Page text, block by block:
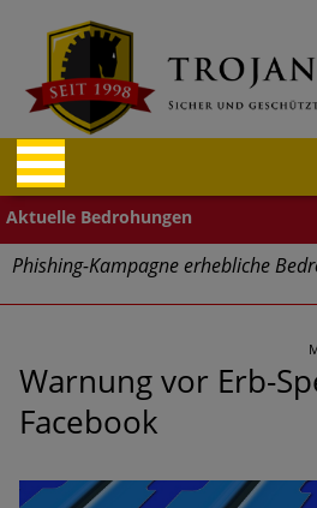
Phishing-Kampagne erhebliche
Welle an Social-Engineering-
Identitätsdiebstahl
Exponentiell wachsende Risiken,
unübersichtlichere Cyber-
für mehr Cyber-Resilienz tun können
Warnung vor Erb-
Facebook